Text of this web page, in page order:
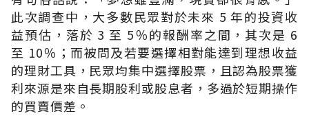
此次調查中，大多數民眾對於未來 5 年的投資收
益預估，落於 3 至 5％的報酬率之間，其次是 6
至 10％；而被問及若要選擇相對能達到理想收益
的理財工具，民眾均集中選擇股票，且認為股票獲
利來源是來自長期股利或股息者，多過於短期操作
的買賣價差。